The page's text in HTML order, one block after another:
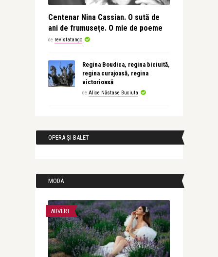
Centenar Nina Cassian. O sută de
ani de frumusețe. O mie de poeme
de revistatango
Regina Boudica, regina biciuită,
regina curajoasă, regina
victorioasă
de Alice Năstase Buciuta
OPERA ȘI BALET
MODA
ADVERT